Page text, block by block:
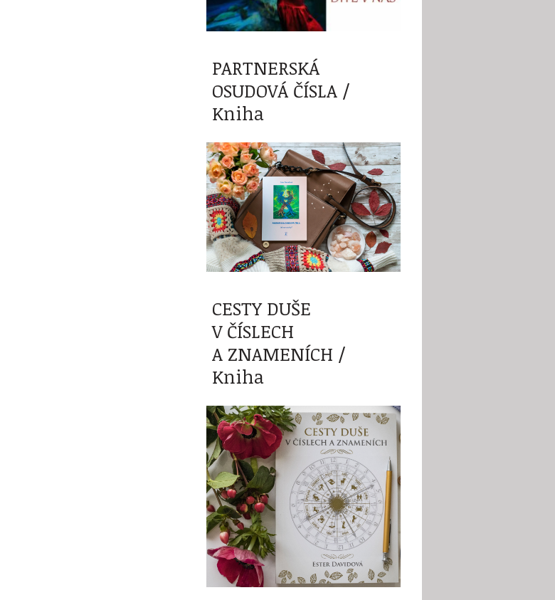
PARTNERSKÁ
OSUDOVÁ ČÍSLA /
Kniha
CESTY DUŠE
V ČÍSLECH
A ZNAMENÍCH /
Kniha